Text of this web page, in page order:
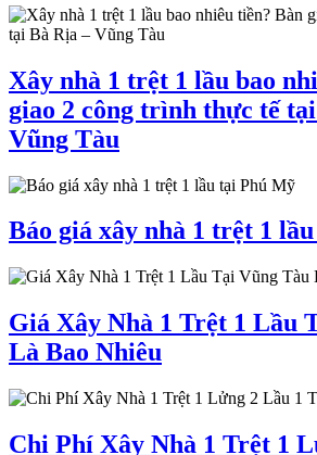
Xây nhà 1 trệt 1 lầu bao
giao 2 công trình thực tế
Vũng Tàu
Báo giá xây nhà 1 trệt 1
Giá Xây Nhà 1 Trệt 1 Lầu
Là Bao Nhiêu
Chi Phí Xây Nhà 1 Trệt 1